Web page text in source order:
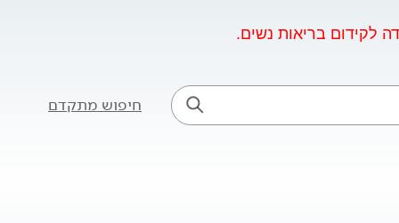
לקידום בריאות נשים.
חיפוש מתקדם